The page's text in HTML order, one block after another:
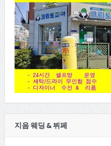
지음 웨딩 & 뷔페